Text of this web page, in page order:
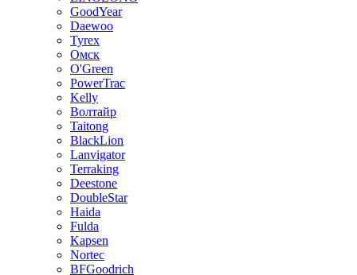
GoodYear
Daewoo
Tyrex
Омск
O'Green
PowerTrac
Kelly
Волтайр
Taitong
BlackLion
Lanvigator
Terraking
Deestone
DoubleStar
Haida
Fulda
Kapsen
Nortec
BFGoodrich